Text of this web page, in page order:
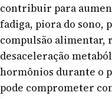
contribuir para
fadiga, piora do sono,
compulsão alimentar,
desaceleração
hormônios durante o
pode comprometer